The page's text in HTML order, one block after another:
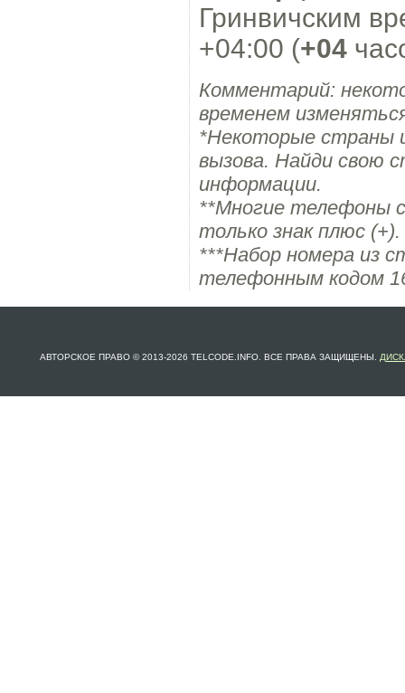
Гринвичским
+04:00 (+04
Комментарий:
временем
*Некоторые страны
вызова. Найди свою
информации.
**Многие телефоны
только знак плюс (+).
***Набор номера из
телефонным кодом
АВТОРСКОЕ ПРАВО © 2013-2026 TELCODE.INFO. ВСЕ ПРАВА ЗАЩИЩЕНЫ.